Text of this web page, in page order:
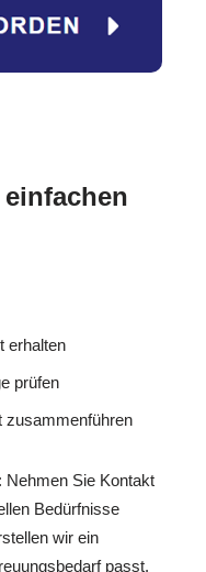
erhalten
prüfen
zusammenführen
Nehmen Sie Kontakt
Bedürfnisse
wir ein
passt.